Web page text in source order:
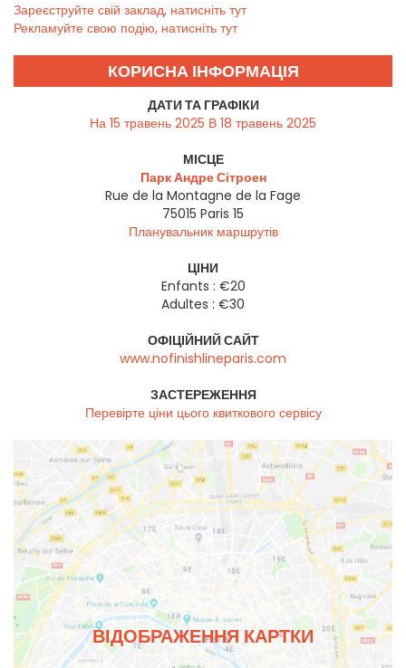
Зареєструйте свій заклад, натисніть тут
Рекламуйте свою подію, натисніть тут
КОРИСНА ІНФОРМАЦІЯ
ДАТИ ТА ГРАФІКИ
На 15 травень 2025 В 18 травень 2025
МІСЦЕ
Парк Андре Сітроен
Rue de la Montagne de la Fage
75015 Paris 15
Планувальник маршрутів
ЦІНИ
Enfants : €20
Adultes : €30
ОФІЦІЙНИЙ САЙТ
www.nofinishlineparis.com
ЗАСТЕРЕЖЕННЯ
Перевірте ціни цього квиткового сервісу
ВІДОБРАЖЕННЯ КАРТКИ